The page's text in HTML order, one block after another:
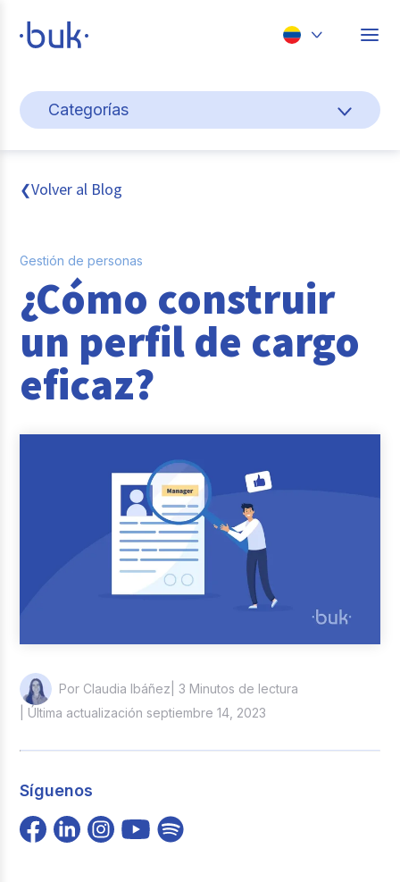
Perú
Categorías
Cultura y bienestar laboral
Gestión de personas
Pago de nómina
Buk
Transformación digital
Tendencias y Data
Columna del Experto
Entrevistas
❮Volver al Blog
Gestión de personas
¿Cómo construir
un perfil de cargo
eficaz?
Por Claudia Ibáñez | 3 Minutos de lectura
| Última actualización septiembre 14, 2023
Síguenos